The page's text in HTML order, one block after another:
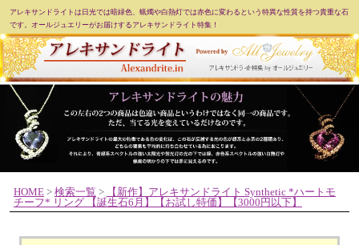
アレキサンドライトは日光では暗緑色、蝋燭や白熱灯では赤色に変わるという特異な性質を持つ貴重な石
です。オールジュエリーがお届けするアレキサンドライト特集！
HOME > 検索一覧 >
【新作】アレキサンドライト Synthetic *ハートモ
チーフ* リング 【誕生石6月】【お試し特価】【3000円以下】